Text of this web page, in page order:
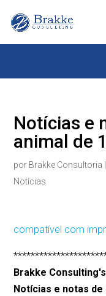
Notícias e
animal de
por Brakke Consultoria
Notícias
compatível com
Brakke Consulting's
Notícias e notas de